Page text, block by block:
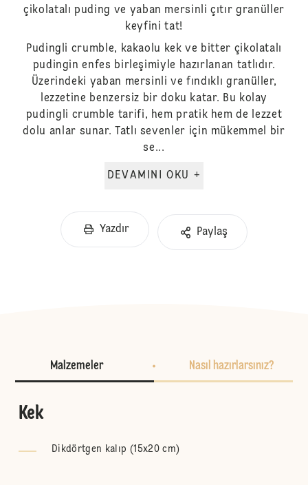
çikolatalı puding ve yaban mersinli çıtır granüller
keyfini tat!
Pudingli crumble, kakaolu kek ve bitter çikolatalı
pudingin enfes birleşimiyle hazırlanan tatlıdır.
Üzerindeki yaban mersinli ve fındıklı granüller,
lezzetine benzersiz bir doku katar. Bu kolay
pudingli crumble tarifi, hem pratik hem de lezzet
dolu anlar sunar. Tatlı sevenler için mükemmel bir
se...
DEVAMINI OKU +
Yazdır Paylaş
Malzemeler Nasıl hazırlarsınız?
Kek
Dikdörtgen kalıp (15x20 cm)